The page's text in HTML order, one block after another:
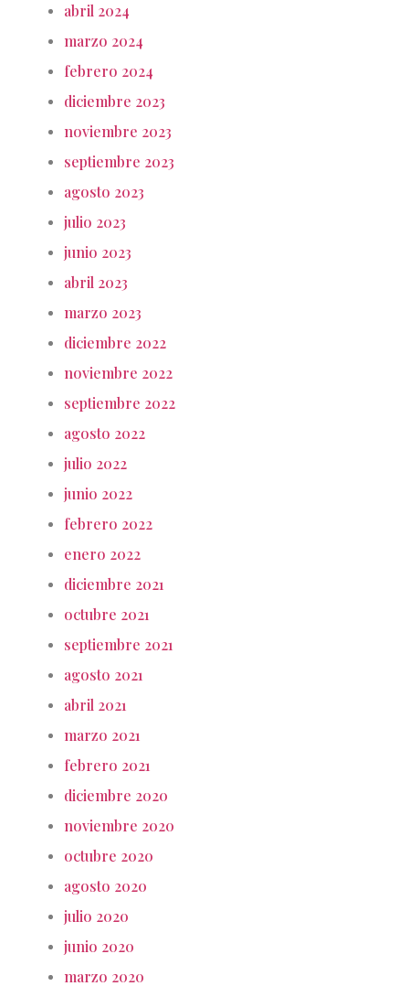
abril 2024
marzo 2024
febrero 2024
diciembre 2023
noviembre 2023
septiembre 2023
agosto 2023
julio 2023
junio 2023
abril 2023
marzo 2023
diciembre 2022
noviembre 2022
septiembre 2022
agosto 2022
julio 2022
junio 2022
febrero 2022
enero 2022
diciembre 2021
octubre 2021
septiembre 2021
agosto 2021
abril 2021
marzo 2021
febrero 2021
diciembre 2020
noviembre 2020
octubre 2020
agosto 2020
julio 2020
junio 2020
marzo 2020